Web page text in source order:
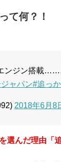
て何？！
ンジン搭載
ャパン#追っ
2018年6月8
選んだ理由「